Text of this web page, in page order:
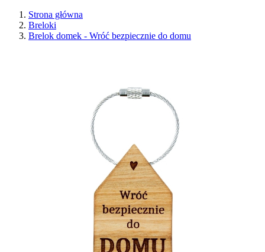
Strona główna
Breloki
Brelok domek - Wróć bezpiecznie do domu